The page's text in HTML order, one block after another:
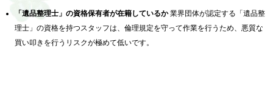
「遺品整理士」の資格保有者が在籍しているか業界団体が認定する「遺品整
理士」の資格を持つスタッフは、倫理規定を守って作業を行うため、悪質な
買い叩きを行うリスクが極めて低いです。